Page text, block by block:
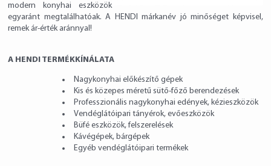
modern konyhai eszközök
egyaránt megtalálhatóak.A HENDI márkanév jó minőséget képvisel,
remek ár-érték aránnyal!
A HENDI TERMÉKKÍNÁLATA
Nagykonyhai előkészítő gépek
Kis és közepes méretű sütő-főző berendezések
Professzionális nagykonyhai edények, kézieszközök
Vendéglátóipari tányérok, evőeszközök
Büfé eszközök, felszerelések
Kávégépek, bárgépek
Egyéb vendéglátóipari termékek